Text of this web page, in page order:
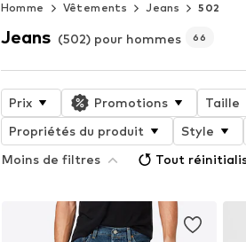
Homme Vêtements Jeans 502
Jeans (502) pour hommes 66
Prix Promotions Taille
Propriétés du produit
Style
Moins de filtres
Tout